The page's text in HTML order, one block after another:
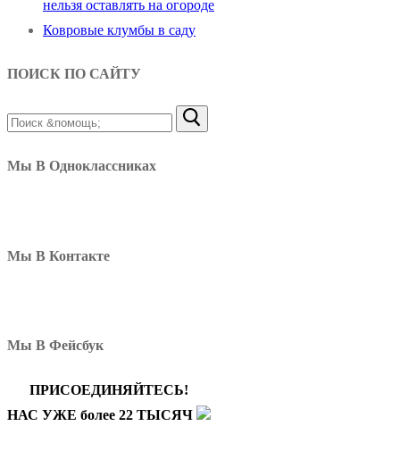
нельзя оставлять на огороде
Ковровые клумбы в саду
ПОИСК ПО САЙТУ
Найти:
Мы В Одноклассниках
Мы В Контакте
Мы В Фейсбук
ПРИСОЕДИНЯЙТЕСЬ!
НАС УЖЕ более 22 ТЫСЯЧ